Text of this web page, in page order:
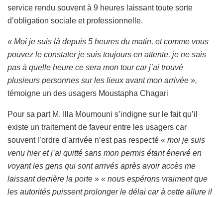
service rendu souvent à 9 heures laissant toute sorte
d’obligation sociale et professionnelle.
« Moi je suis là depuis 5 heures du matin, et comme vous
pouvez le constater je suis toujours en attente, je ne sais
pas à quelle heure ce sera mon tour car j’ai trouvé
plusieurs personnes sur les lieux avant mon arrivée »,
témoigne un des usagers Moustapha Chagari
Pour sa part M. Illa Moumouni s’indigne sur le fait qu’il
existe un traitement de faveur entre les usagers car
souvent l’ordre d’arrivée n’est pas respecté « moi je suis
venu hier et j’ai quitté sans mon permis étant énervé en
voyant les gens qui sont arrivés après avoir accès me
laissant derrière la porte » « nous espérons vraiment que
les autorités puissent prolonger le délai car à cette allure il